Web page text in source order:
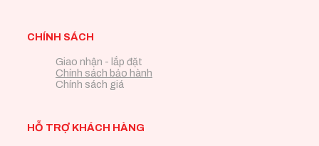
CHÍNH SÁCH
Giao nhận - lắp đặt
Chính sách bảo hành
Chính sách giá
HỖ TRỢ KHÁCH HÀNG